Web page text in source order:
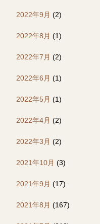
2022年9月 (2)
2022年8月 (1)
2022年7月 (2)
2022年6月 (1)
2022年5月 (1)
2022年4月 (2)
2022年3月 (2)
2021年10月 (3)
2021年9月 (17)
2021年8月 (167)